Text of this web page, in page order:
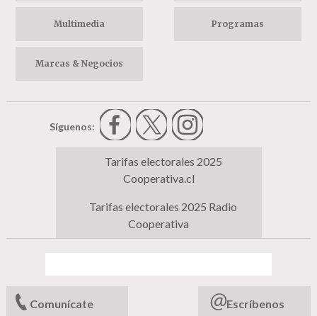
Multimedia Programas
Marcas & Negocios
Síguenos:
Tarifas electorales 2025
Cooperativa.cl
Tarifas electorales 2025 Radio
Cooperativa
Comunícate Escríbenos